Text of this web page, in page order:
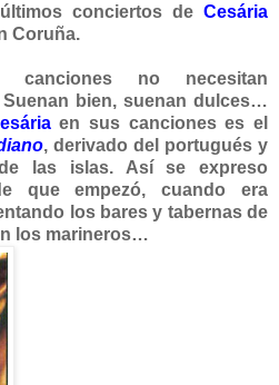
conciertos de Cesária
Coruña.
no necesitan
Suenan bien, suenan dulces…
en sus canciones es el
, derivado del portugués y
las islas. Así se expreso
que empezó, cuando era
los bares y tabernas de
los marineros…